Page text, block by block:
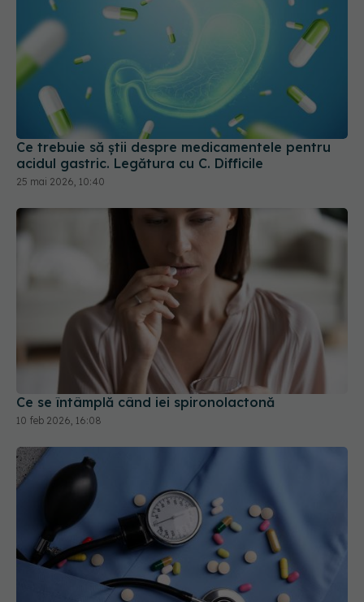
Ce trebuie să știi despre medicamentele pentru
acidul gastric. Legătura cu C. Difficile
25 mai 2026, 10:40
Ce se întâmplă când iei spironolactonă
10 feb 2026, 16:08